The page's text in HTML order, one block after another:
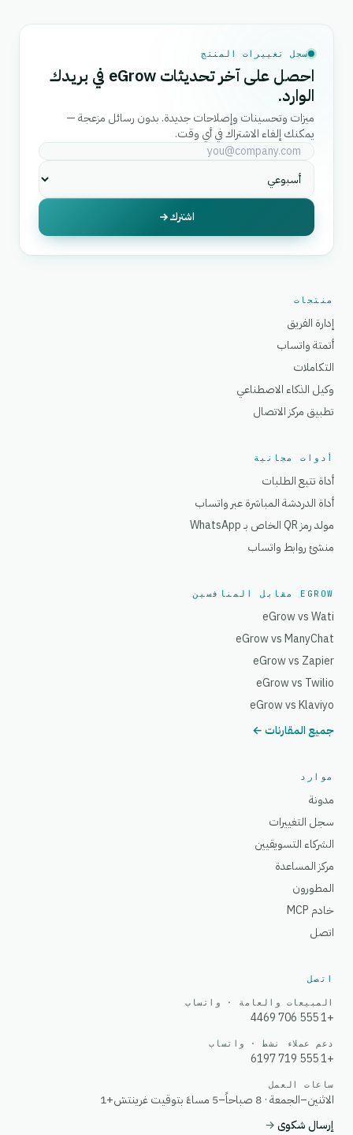
سجل تغييرات المنتج
احصل على آخر تحديثات eGrow في بريدك
الوارد.
ميزات وتحسينات وإصلاحات جديدة. بدون رسائل مزعجة —
يمكنك إلغاء الاشتراك في أي وقت.
اشترك
منتجات
إدارة الفريق
أتمتة واتساب
التكاملات
وكيل الذكاء الاصطناعي
تطبيق مركز الاتصال
أدوات مجانية
أداة تتبع الطلبات
أداة الدردشة المباشرة عبر واتساب
مولد رمز QR الخاص بـ WhatsApp
منشئ روابط واتساب
EGROW مقابل المنافسين
eGrow vs Wati
eGrow vs ManyChat
eGrow vs Zapier
eGrow vs Twilio
eGrow vs Klaviyo
جميع المقارنات ←
موارد
مدونة
سجل التغييرات
الشركاء التسويقيين
مركز المساعدة
المطورون
خادم MCP
اتصل
اتصل
المبيعات والعامة · واتساب
+1 555 706 4469
دعم عملاء نشط · واتساب
+1 555 719 6197
ساعات العمل
الاثنين–الجمعة · 8 صباحاً–5 مساءً بتوقيت غرينتش+1
إرسال شكوى→